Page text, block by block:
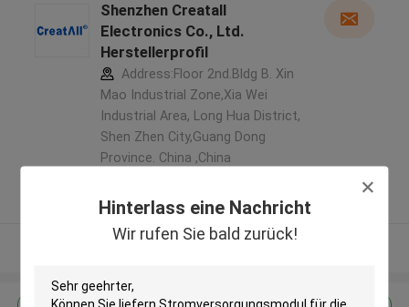
Hinterlass eine Nachricht
Wir rufen Sie bald zurück!
Shenzhen Creatall
Electronics Co., Ltd.
Herstellerprofil
Address:Floor 2nd.Bldg B. Xin
Mao Industrial Zone,Xia Wei
Industrial Area, Long Hua District,
Shen Zhen City,Guang Dong
Province. China ,China
Überprüfter Lieferant